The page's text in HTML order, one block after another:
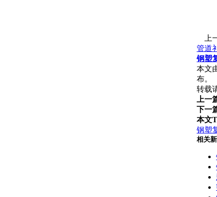
上
管道
钢塑
本文
布。
转载
上一
下一
本文
钢塑
相关